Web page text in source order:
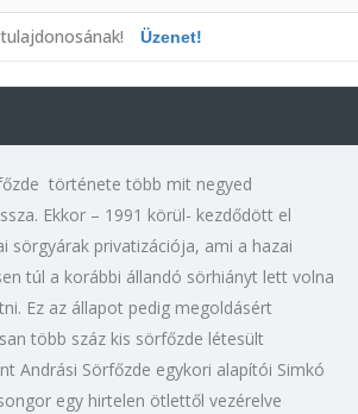
Üzenet!
története több mit negyed
Ekkor – 1991 körül- kezdődött el
sörgyárak privatizációja, ami a hazai
túl a korábbi állandó sörhiányt lett volna
Ez az állapot pedig megoldásért
több száz kis sörfőzde létesült
Andrási Sörfőzde egykori alapítói Simkó
egy hirtelen ötlettől vezérelve